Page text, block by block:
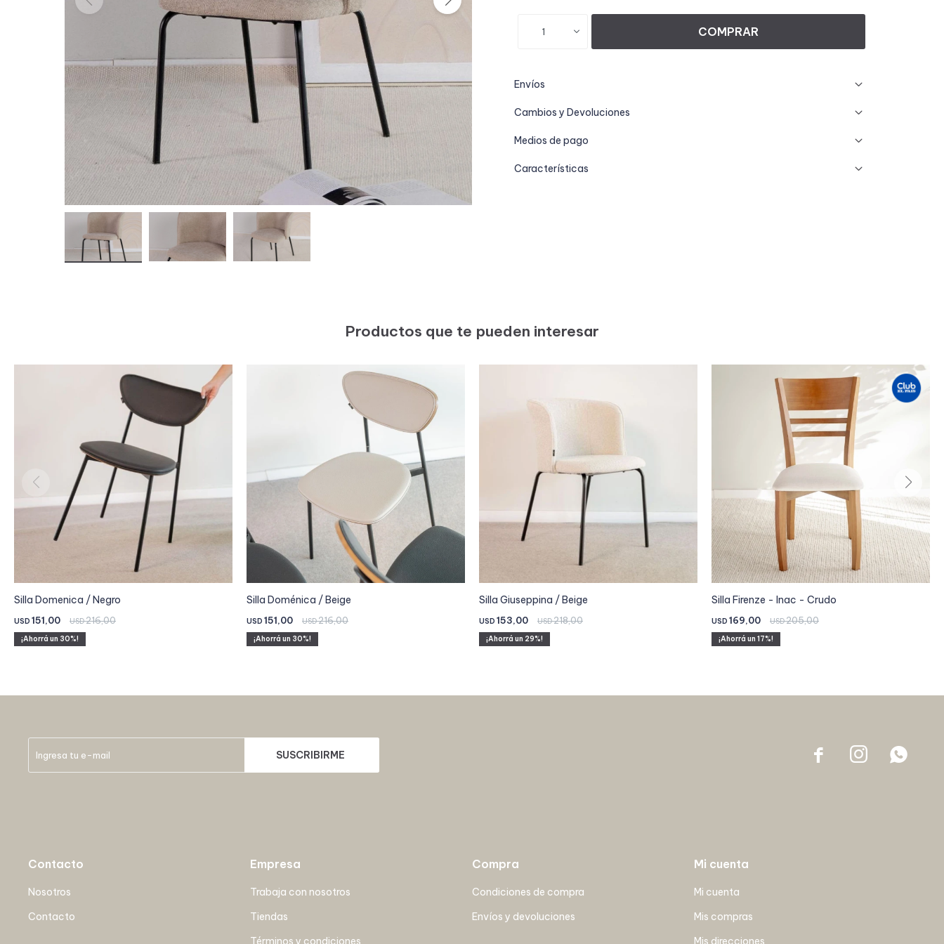
1 COMPRAR
Envíos
Cambios y Devoluciones
Medios de pago
Características
Productos que te pueden interesar
Silla Domenica / Negro
USD 151,00 USD216,00
30
Silla Doménica / Beige
USD 151,00 USD216,00
30
Silla Giuseppina / Beige
USD 153,00 USD218,00
29
Silla Firenze - Inac - Crudo
USD 169,00 USD205,00
17
SUSCRIBIRME   
Contacto
Nosotros
Contacto
Empresa
Trabaja con nosotros
Tiendas
Términos y condiciones
Compra
Condiciones de compra
Envíos y devoluciones
Mi cuenta
Mi cuenta
Mis compras
Mis direcciones